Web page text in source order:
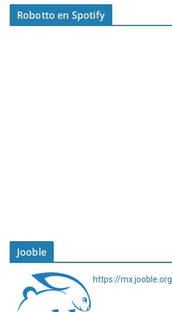
Robotto en Spotify
Jooble
https://mx.jooble.org